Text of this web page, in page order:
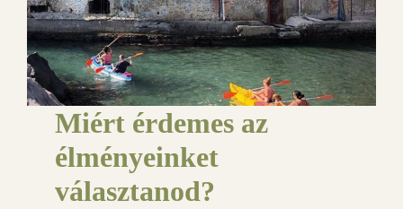
Miért érdemes az
élményeinket
választanod?